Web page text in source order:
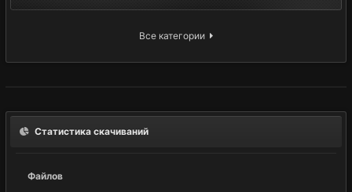
Все категории
Статистика скачиваний
Файлов